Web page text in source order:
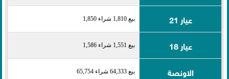
عيار 21 بيع 1,810 شراء 1,850
عيار 18 بيع 1,551 شراء 1,586
الاونصة بيع 64,333 شراء 65,754